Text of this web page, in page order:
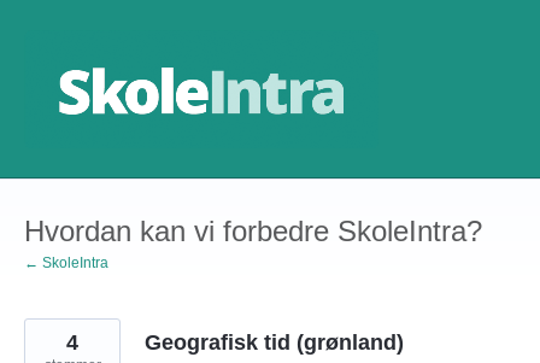
Hvordan kan vi forbedre SkoleIntra?
← SkoleIntra
Geografisk tid (grønland)
4